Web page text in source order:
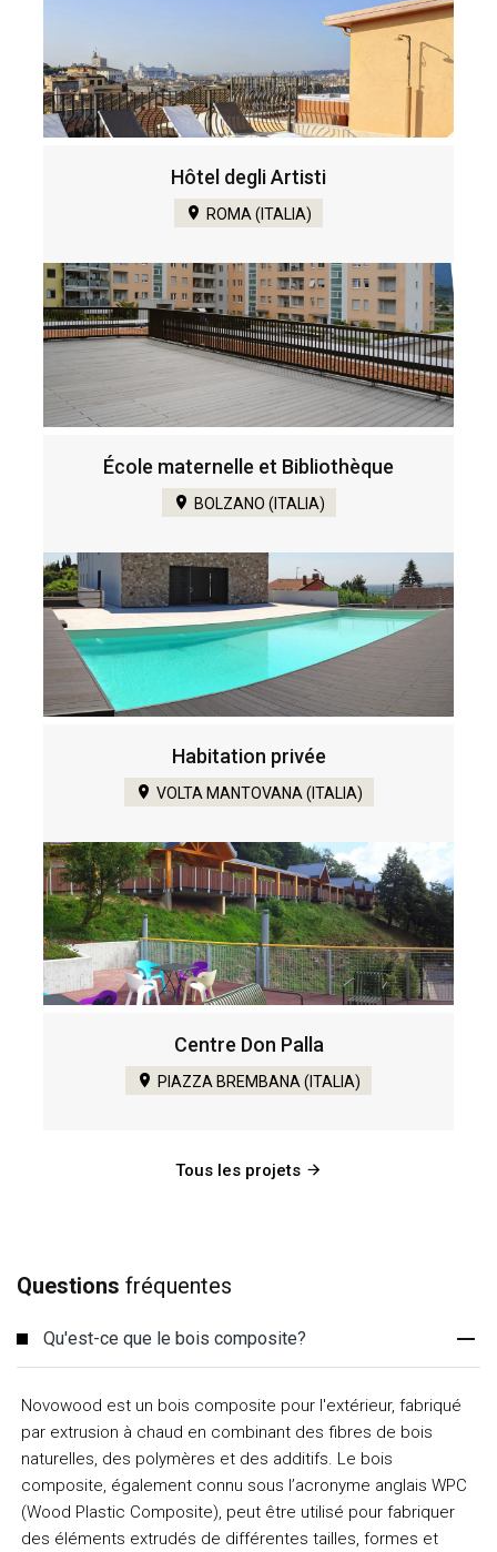
Hôtel degli Artisti
ROMA (ITALIA)
École maternelle et Bibliothèque
BOLZANO (ITALIA)
Habitation privée
VOLTA MANTOVANA (ITALIA)
Centre Don Palla
PIAZZA BREMBANA (ITALIA)
Tous les projets
Questions fréquentes
Qu'est-ce que le bois composite?
Novowood est un bois composite pour l'extérieur, fabriqué
par extrusion à chaud en combinant des fibres de bois
naturelles, des polymères et des additifs. Le bois
composite, également connu sous l’acronyme anglais WPC
(Wood Plastic Composite), peut être utilisé pour fabriquer
des éléments extrudés de différentes tailles, formes et